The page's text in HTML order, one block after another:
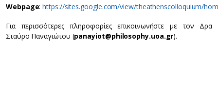
Webpage:https://sites.google.com/view/theathenscolloquium/
Για περισσότερες πληροφορίες επικοινωνήστε με τον Δρα
Σταύρο Παναγιώτου (panayiot@philosophy.uoa.gr).